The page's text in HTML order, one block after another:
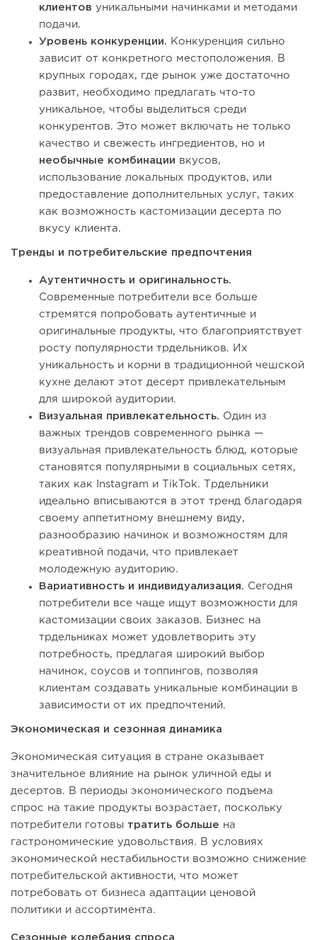
клиентов уникальными начинками и методами
подачи.
Уровень конкуренции. Конкуренция сильно
зависит от конкретного местоположения. В
крупных городах, где рынок уже достаточно
развит, необходимо предлагать что-то
уникальное, чтобы выделиться среди
конкурентов. Это может включать не только
качество и свежесть ингредиентов, но и
необычные комбинации вкусов,
использование локальных продуктов, или
предоставление дополнительных услуг, таких
как возможность кастомизации десерта по
вкусу клиента.
Тренды и потребительские предпочтения
Аутентичность и оригинальность.
Современные потребители все больше
стремятся попробовать аутентичные и
оригинальные продукты, что благоприятствует
росту популярности трдельников. Их
уникальность и корни в традиционной чешской
кухне делают этот десерт привлекательным
для широкой аудитории.
Визуальная привлекательность. Один из
важных трендов современного рынка —
визуальная привлекательность блюд, которые
становятся популярными в социальных сетях,
таких как Instagram и TikTok. Трдельники
идеально вписываются в этот тренд благодаря
своему аппетитному внешнему виду,
разнообразию начинок и возможностям для
креативной подачи, что привлекает
молодежную аудиторию.
Вариативность и индивидуализация. Сегодня
потребители все чаще ищут возможности для
кастомизации своих заказов. Бизнес на
трдельниках может удовлетворить эту
потребность, предлагая широкий выбор
начинок, соусов и топпингов, позволяя
клиентам создавать уникальные комбинации в
зависимости от их предпочтений.
Экономическая и сезонная динамика
Экономическая ситуация в стране оказывает
значительное влияние на рынок уличной еды и
десертов. В периоды экономического подъема
спрос на такие продукты возрастает, поскольку
потребители готовы тратить больше на
гастрономические удовольствия. В условиях
экономической нестабильности возможно снижение
потребительской активности, что может
потребовать от бизнеса адаптации ценовой
политики и ассортимента.
Сезонные колебания спроса